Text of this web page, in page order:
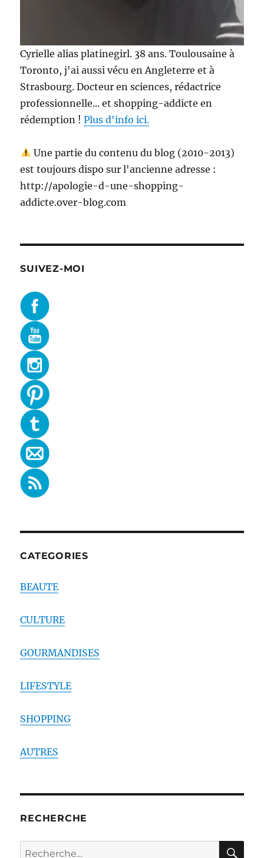
Cyrielle alias platinegirl. 38 ans. Toulousaine à
Toronto, j'ai aussi vécu en Angleterre et à
Strasbourg. Docteur en sciences, rédactrice
professionnelle... et shopping-addicte en
rédemption !Plus d'info ici.
Une partie du contenu du blog (2010-2013)
est toujours dispo sur l'ancienne adresse :
http://apologie-d-une-shopping-
addicte.over-blog.com
SUIVEZ-MOI
CATEGORIES
BEAUTE
CULTURE
GOURMANDISES
LIFESTYLE
SHOPPING
AUTRES
RECHERCHE
Recherche